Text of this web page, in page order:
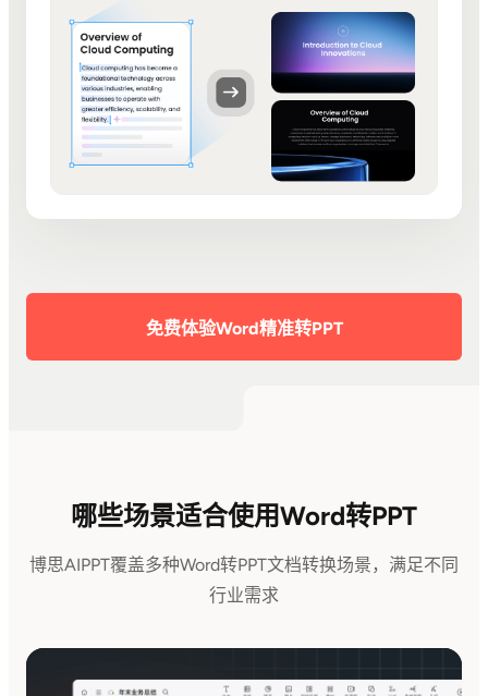
免费体验Word精准转PPT
哪些场景适合使用Word转PPT
博思AIPPT覆盖多种Word转PPT文档转换场景，满足不同
行业需求